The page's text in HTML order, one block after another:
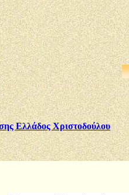
Ελλάδος Χριστοδούλου